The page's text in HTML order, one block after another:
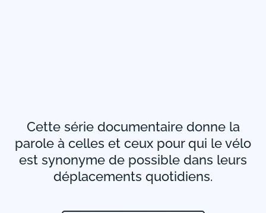
Cette série documentaire donne la
parole à celles et ceux pour qui le vélo
est synonyme de possible dans leurs
déplacements quotidiens.